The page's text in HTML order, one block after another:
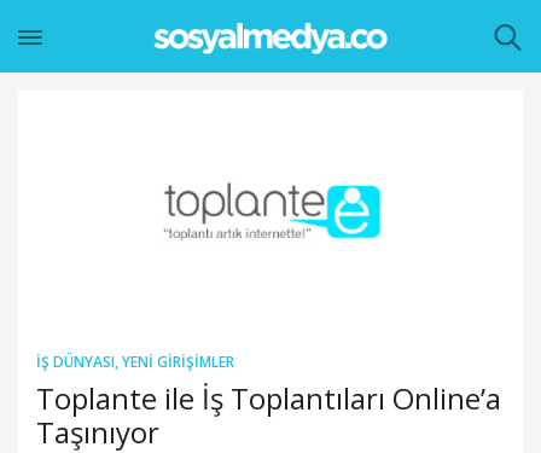
İŞ DÜNYASI,YENI GIRIŞIMLER
Toplante ile İş Toplantıları Online’a
Taşınıyor